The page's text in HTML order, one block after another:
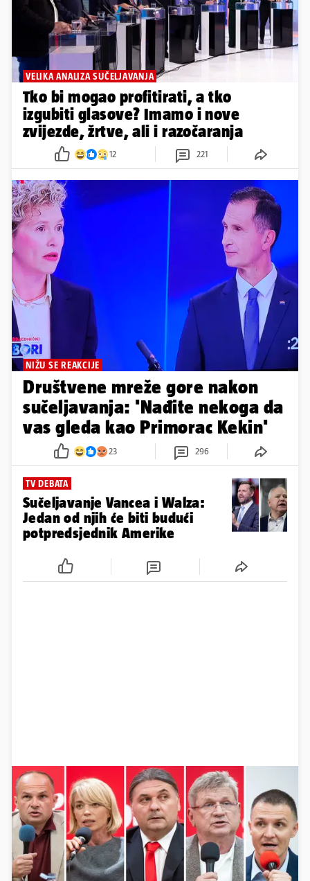
VELIKA ANALIZA SUČELJAVANJA
Tko bi mogao profitirati, a tko
izgubiti glasove? Imamo i nove
zvijezde, žrtve, ali i razočaranja
12 221
NIŽU SE REAKCIJE
Društvene mreže gore nakon
sučeljavanja: 'Nađite nekoga da
vas gleda kao Primorac Kekin'
23 296
TV DEBATA
Sučeljavanje Vancea i Walza:
Jedan od njih će biti budući
potpredsjednik Amerike